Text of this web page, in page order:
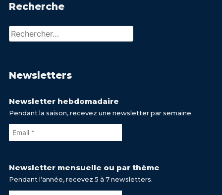
Recherche
Rechercher :
Newsletters
Newsletter hebdomadaire
Pendant la saison, recevez une newsletter par semaine.
Newsletter mensuelle ou par thème
Pendant l’année, recevez 5 à 7 newsletters.